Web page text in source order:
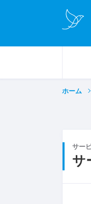
ホーム
サー
サ